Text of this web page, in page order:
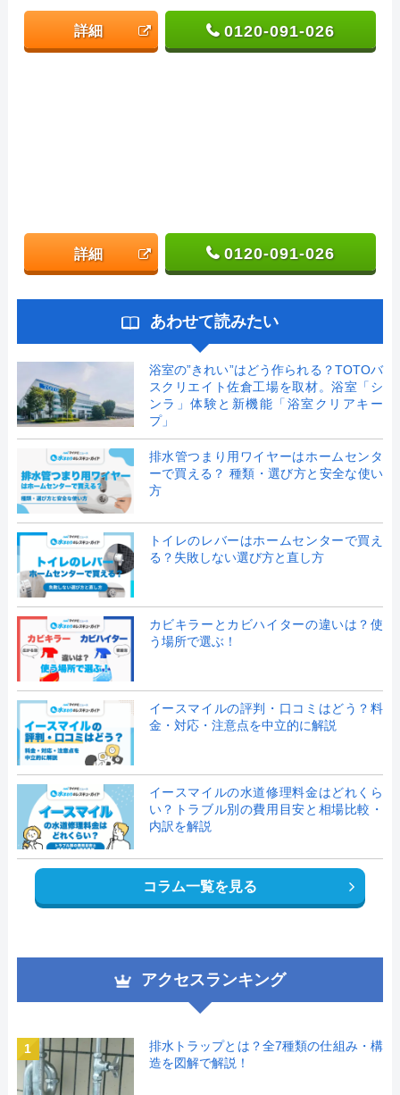
詳細 0120-091-026
詳細 0120-091-026
あわせて読みたい
浴室の”きれい”はどう作られる？TOTOバ
スクリエイト佐倉工場を取材。浴室「シ
ンラ」体験と新機能「浴室クリアキー
プ」
排水管つまり用ワイヤーはホームセンタ
ーで買える？ 種類・選び方と安全な使い
方
トイレのレバーはホームセンターで買え
る？失敗しない選び方と直し方
カビキラーとカビハイターの違いは？使
う場所で選ぶ！
イースマイルの評判・口コミはどう？料
金・対応・注意点を中立的に解説
イースマイルの水道修理料金はどれくら
い？トラブル別の費用目安と相場比較・
内訳を解説
コラム一覧を見る
アクセスランキング
1
排水トラップとは？全7種類の仕組み・構
造を図解で解説！